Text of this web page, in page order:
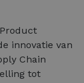
innovatie van
Chain
tot